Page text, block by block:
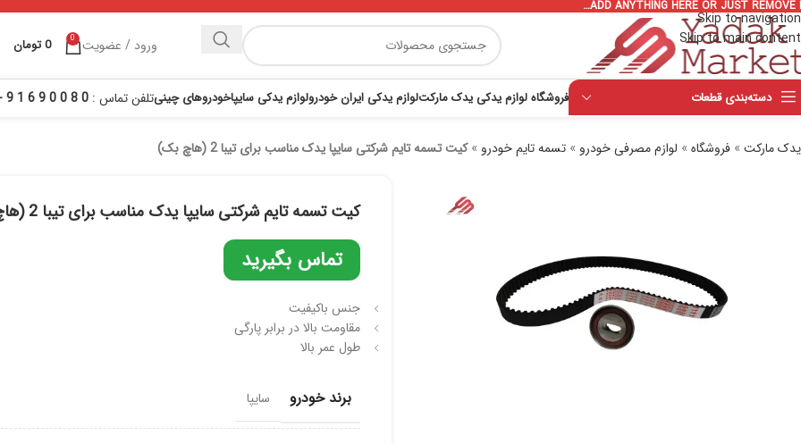
Skip to navigation
Skip to main content
ADD ANYTHING HERE OR JUST REMOVE
ورود / عضویت 0
0 تومان
دسته‌بندی قطعات فروشگاه لوازم یدکی یدک مارکتلوازم یدکی ایران خودرولوازم یدکی سایپاخودروهای چینیتلفن تماس : 0 8 0 0 9 6 1 9 - 021
یدک مارکت» فروشگاه» لوازم مصرفی خودرو » تسمه تایم خودرو »کیت تسمه تایم شرکتی سایپا یدک مناسب برای تیبا 2 (هاچ بک)
کیت تسمه تایم شرکتی سایپا یدک مناسب برای تیبا 2 (هاچ بک)
تماس بگیرید
جنس با‌کیفیت
مقاومت بالا در برابر پارگی
طول عمر بالا
برند خودرو سایپا